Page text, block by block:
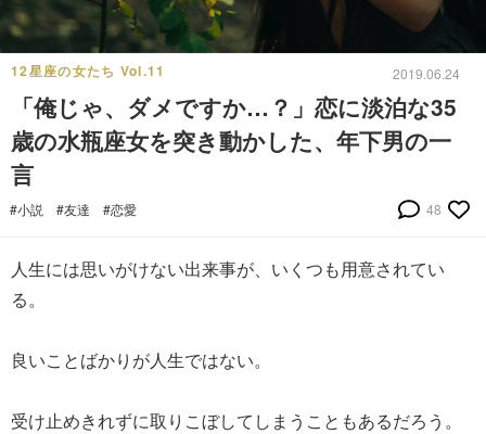
12星座の女たち Vol.11 2019.06.24
「俺じゃ、ダメですか…？」恋に淡泊な35
歳の水瓶座女を突き動かした、年下男の一
言
#小説 #友達 #恋愛 48
人生には思いがけない出来事が、いくつも用意されてい
る。
良いことばかりが人生ではない。
受け止めきれずに取りこぼしてしまうこともあるだろう。